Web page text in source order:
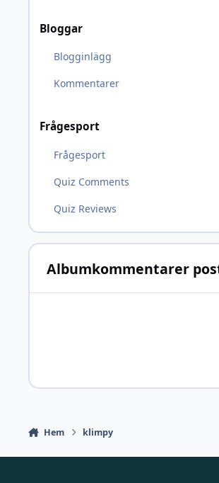
Bloggar
Blogginlägg
Kommentarer
Frågesport
Frågesport
Quiz Comments
Quiz Reviews
Albumkommentarer
Hem klimpy